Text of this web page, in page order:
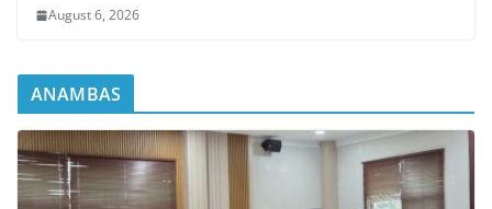
August 6, 2026
ANAMBAS